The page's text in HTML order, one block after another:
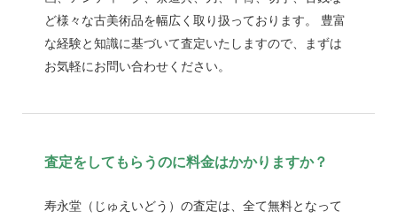
ど様々な古美術品を幅広く取り扱っております。 豊富
な経験と知識に基づいて査定いたしますので、まずは
お気軽にお問い合わせください。
査定をしてもらうのに料金はかかりますか？
寿永堂（じゅえいどう）の査定は、全て無料となって